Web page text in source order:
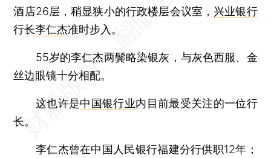
酒店26层，稍显狭小的行政楼层会议室， 兴业银行
行长李仁杰准时步入。
55岁的李仁杰两鬓略染银灰，与灰色西服、金
丝边眼镜十分相配。
这也许是中国银行业内目前最受关注的一位行
长。
李仁杰曾在中国人民银行福建分行供职12年；